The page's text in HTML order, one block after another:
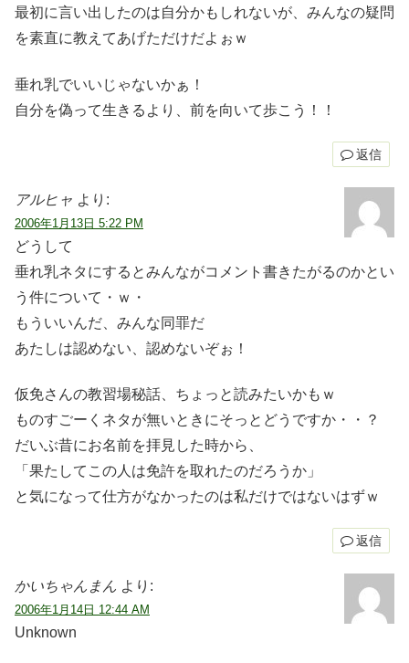
最初に言い出したのは自分かもしれないが、みんなの疑問
を素直に教えてあげただけだよぉｗ
垂れ乳でいいじゃないかぁ！
自分を偽って生きるより、前を向いて歩こう！！
返信
アルヒャ より:
2006年1月13日 5:22 PM
どうして
垂れ乳ネタにするとみんながコメント書きたがるのかとい
う件について・ｗ・
もういいんだ、みんな同罪だ
あたしは認めない、認めないぞぉ！
仮免さんの教習場秘話、ちょっと読みたいかもｗ
ものすごーくネタが無いときにそっとどうですか・・？
だいぶ昔にお名前を拝見した時から、
「果たしてこの人は免許を取れたのだろうか」
と気になって仕方がなかったのは私だけではないはずｗ
返信
かいちゃんまん より:
2006年1月14日 12:44 AM
Unknown